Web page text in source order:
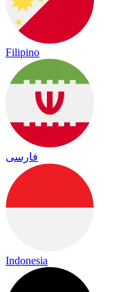
Filipino
فارسی
Indonesia